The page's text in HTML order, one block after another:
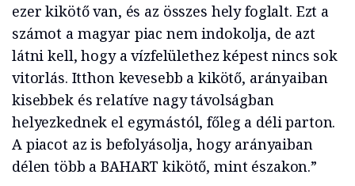
ezer kikötő van, és az összes hely foglalt. Ezt a
számot a magyar piac nem indokolja, de azt
látni kell, hogy a vízfelülethez képest nincs sok
vitorlás. Itthon kevesebb a kikötő, arányaiban
kisebbek és relatíve nagy távolságban
helyezkednek el egymástól, főleg a déli parton.
A piacot az is befolyásolja, hogy arányaiban
délen több a BAHART kikötő, mint északon.”